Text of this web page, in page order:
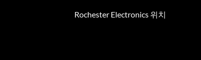
Rochester Electronics 위치